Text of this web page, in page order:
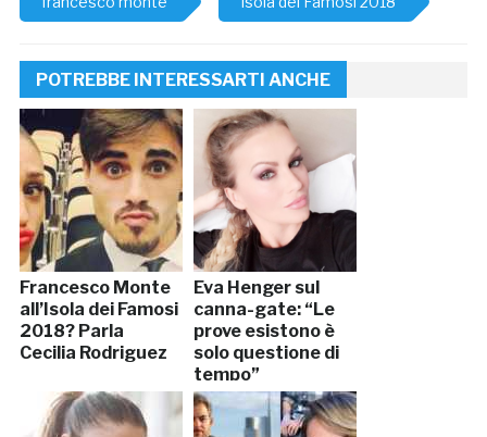
POTREBBE INTERESSARTI ANCHE
Francesco Monte
all’Isola dei Famosi
2018? Parla
Cecilia Rodriguez
Eva Henger sul
canna-gate: “Le
prove esistono è
solo questione di
tempo”